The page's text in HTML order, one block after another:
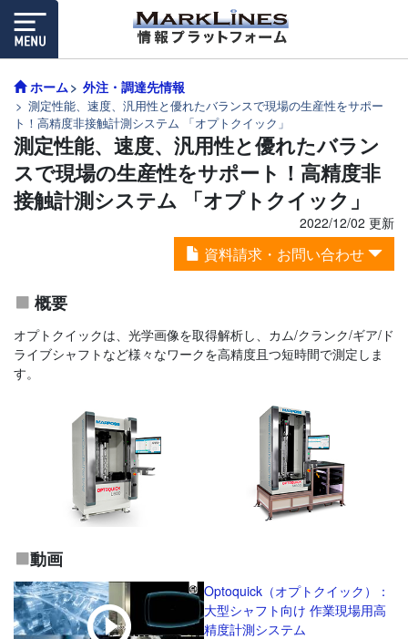
ホーム 外注・調達先情報
測定性能、速度、汎用性と優れたバランスで現場の生産性をサポー
ト！高精度非接触計測システム 「オプトクイック」
測定性能、速度、汎用性と優れたバラン
スで現場の生産性をサポート！高精度非
接触計測システム 「オプトクイック」
2022/12/02 更新
資料請求・お問い合わせ
概要
オプトクイックは、光学画像を取得解析し、カム/クランク/ギア/ド
ライブシャフトなど様々なワークを高精度且つ短時間で測定しま
す。
動画
Optoquick（オプトクイック）：
大型シャフト向け 作業現場用高
精度計測システム